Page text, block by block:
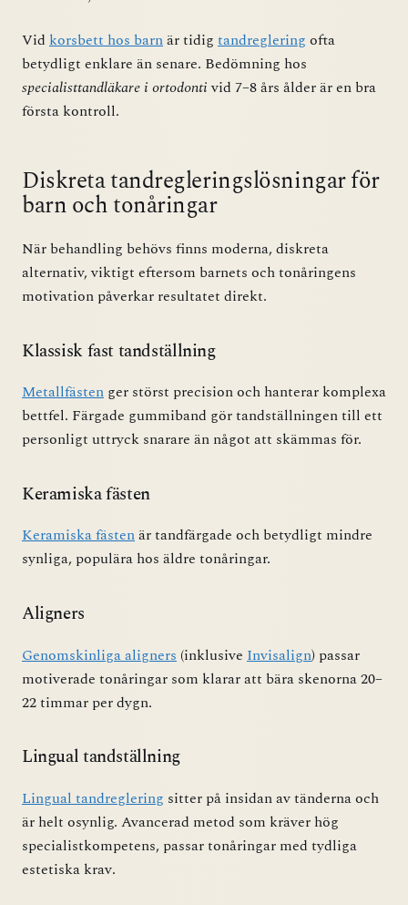
Vid korsbett hos barnär tidig tandreglering ofta
betydligt enklare än senare. Bedömning hos
specialisttandläkare i ortodontivid 7–8 års ålder är en bra
första kontroll.
Diskreta tandregleringslösningar för
barn och tonåringar
När behandling behövs finns moderna, diskreta
alternativ, viktigt eftersom barnets och tonåringens
motivation påverkar resultatet direkt.
Klassisk fast tandställning
Metallfästen ger störst precision och hanterar komplexa
bettfel. Färgade gummiband gör tandställningen till ett
personligt uttryck snarare än något att skämmas för.
Keramiska fästen
Keramiska fästenär tandfärgade och betydligt mindre
synliga, populära hos äldre tonåringar.
Aligners
Genomskinliga aligners (inklusive Invisalign) passar
motiverade tonåringar som klarar att bära skenorna 20–
22 timmar per dygn.
Lingual tandställning
Lingual tandreglering sitter på insidan av tänderna och
är helt osynlig. Avancerad metod som kräver hög
specialistkompetens, passar tonåringar med tydliga
estetiska krav.